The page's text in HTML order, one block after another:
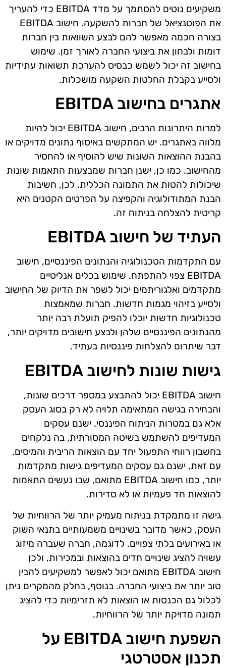
משקיעים נוטים להסתמך על מדד EBITDA כדי להעריך
את הפוטנציאל של חברות להשקעה. חישוב EBITDA
בצורה חכמה מאפשר להם לבצע השוואות בין חברות
דומות ולבחון את ביצועי החברה לאורך זמן. שימוש
בחישוב זה יכול לשמש כבסיס להערכת תשואות עתידיות
ולסייע בקבלת החלטות השקעה מושכלות.
אתגרים בחישוב EBITDA
למרות היתרונות הרבים, חישוב EBITDA יכול להיות
מלווה באתגרים. יש המתקשים באיסוף נתונים מדויקים או
בהבנת ההוצאות השונות שיש להוסיף או להחסיר
מהחישוב. כמו כן, ישנן חברות שמבצעות התאמות שונות
שיכולות להטות את התמונה הכללית. לכן, חשיבות
הבנת המתודולוגיה והקפיצה על הפרטים הקטנים היא
קריטית להצלחה בניתוח זה.
העתיד של חישוב EBITDA
עם התקדמות הטכנולוגיה והנתונים הפיננסיים, חישוב
EBITDA צפוי להתפתח. שימוש בכלים אנליטיים
מתקדמים ואלגוריתמים יכול לשפר את הדיוק של החישוב
ולסייע בזיהוי מגמות חדשות. חברות שמאמצות
טכנולוגיות חדשות יוכלו להפיק תועלת רבה יותר
מהנתונים הפיננסיים שלהן ולבצע חישובים מדויקים יותר,
דבר שיתרום להצלחות פיננסיות בעתיד.
גישות שונות לחישוב EBITDA
חישוב EBITDA יכול להתבצע במספר דרכים שונות,
והבחירה בגישה המתאימה תלויה לא רק בסוג העסק
אלא גם במטרות הניתוח הפיננסי. ישנם עסקים
המעדיפים להשתמש בשיטה המסורתית, בה נלקחים
בחשבון רווחי התפעול יחד עם הוצאות הריבית והמיסים.
עם זאת, ישנם גם עסקים המעדיפים גישות מתקדמות
יותר, כמו חישוב EBITDA מתואם, שבו נעשים התאמות
להוצאות חד פעמיות או לא סדירות.
גישה זו מתמקדת בניתוח מעמיק יותר של הרווחיות של
העסק, כאשר מדובר בשינויים משמעותיים בתנאי השוק
או באירועים בלתי צפויים. לדוגמה, חברה שעברה מיזוג
עשויה להציג שינויים חדים בהוצאות ובמכירות, ולכן
חישוב EBITDA מתואם יכול לאפשר למשקיעים להבין
טוב יותר את ביצועי החברה. בנוסף, בחלק מהמקרים ניתן
לכלול גם הכנסות או הוצאות לא תזרימיות כדי להציג
תמונה מדויקת יותר של הרווחיות.
השפעת חישוב EBITDA על
תכנון אסטרטגי